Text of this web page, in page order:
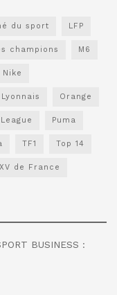
du sport LFP
champions M6
Nike
Orange
Puma
TF1 Top 14
XV de France
BUSINESS :